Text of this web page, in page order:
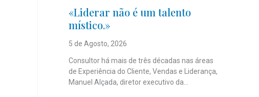
«Liderar não é um talento
místico.»
5 de Agosto, 2026
Consultor há mais de três décadas nas áreas
de Experiência do Cliente, Vendas e Liderança,
Manuel Alçada, diretor executivo da...